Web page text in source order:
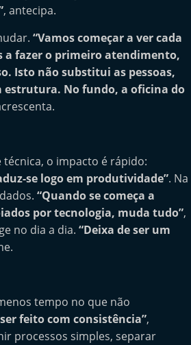
, antecipa.
“Vamos começar a ver cada
a fazer o primeiro atendimento,
Isto não substitui as pessoas,
estrutura. No fundo, a oficina do
o impacto é rápido:
se logo em produtividade”. Na
“Quando se começa a
por tecnologia, muda tudo”,
no dia a dia. “Deixa de ser um
tempo no que não
feito com consistência”,
processos simples, separar